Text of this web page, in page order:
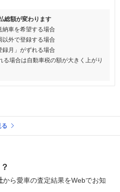
総額が変わります
納車を希望する場合
外で登録する場合
月」がずれる場合
る場合は自動車税の額が大きく上がり
る
から愛車の査定結果をWebでお知